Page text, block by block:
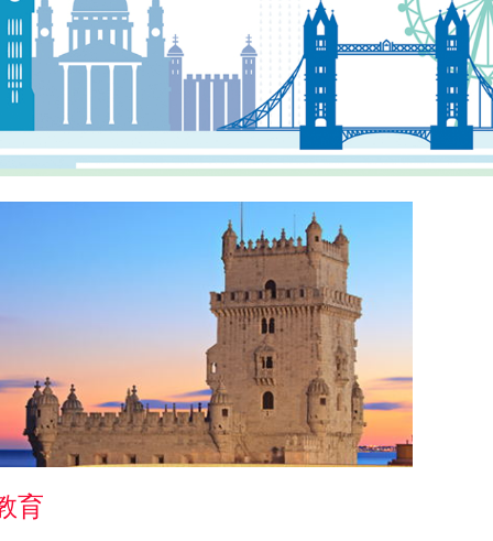
育
家喜获加拿大移民批准函
居，Y女士全家轻松获得
士圣基茨护照成功获批！